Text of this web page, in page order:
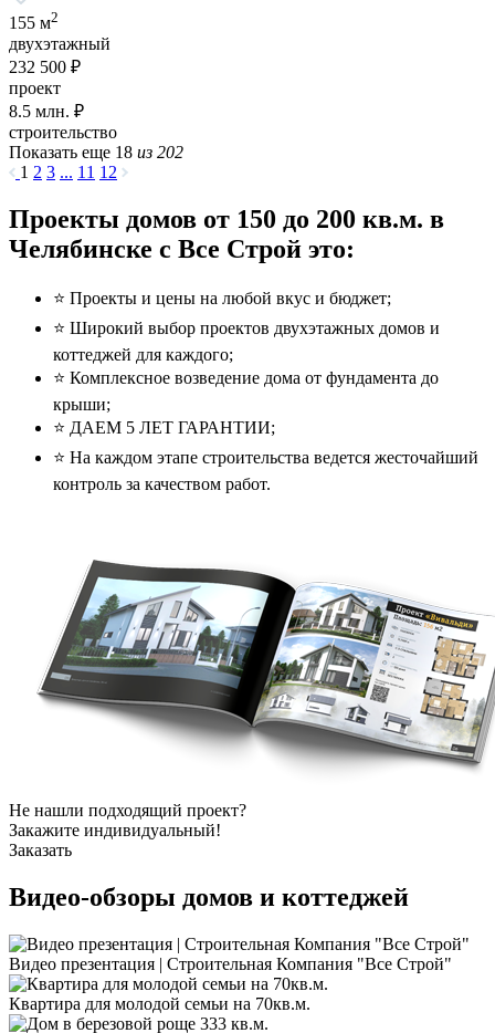
155 м2
двухэтажный
232 500 ₽
проект
8.5 млн. ₽
строительство
Показать еще 18 из 202
1 2 3 ... 11 12
Проекты домов от 150 до 200 кв.м. в
Челябинске с Все Строй это:
⭐️ Проекты и цены на любой вкус и бюджет;
⭐️ Широкий выбор проектов двухэтажных домов и
коттеджей для каждого;
⭐️ Комплексное возведение дома от фундамента до
крыши;
⭐️ ДАЕМ 5 ЛЕТ ГАРАНТИИ;
⭐️ На каждом этапе строительства ведется жесточайший
контроль за качеством работ.
Не нашли подходящий проект?
Закажите индивидуальный!
Заказать
Видео-обзоры домов и коттеджей
Видео презентация | Строительная Компания "Все Строй"
Квартира для молодой семьи на 70кв.м.